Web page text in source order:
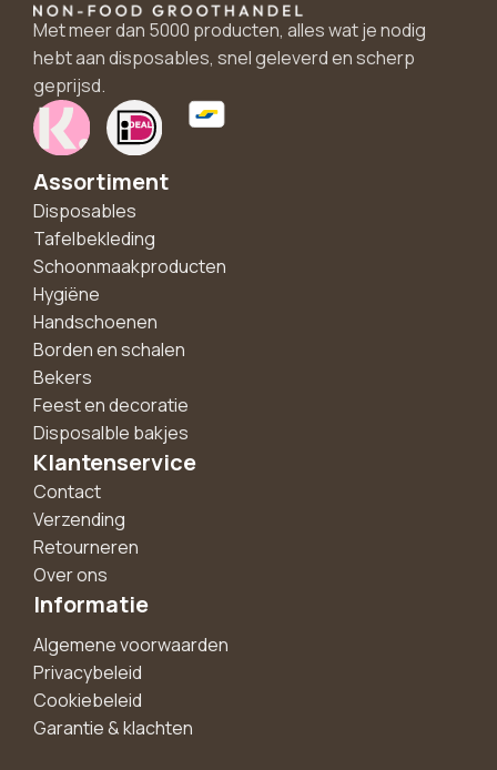
Met meer dan 5000 producten, alles wat je nodig
hebt aan disposables, snel geleverd en scherp
geprijsd.
Assortiment
Disposables
Tafelbekleding
Schoonmaakproducten
Hygiëne
Handschoenen
Borden en schalen
Bekers
Feest en decoratie
Disposalble bakjes
Klantenservice
Contact
Verzending
Retourneren
Over ons
Informatie
Algemene voorwaarden
Privacybeleid
Cookiebeleid
Garantie & klachten